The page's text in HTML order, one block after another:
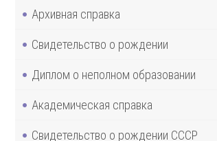
Архивная справка
Свидетельство о рождении
Диплом о неполном образовании
Академическая справка
Свидетельство о рождении СССР